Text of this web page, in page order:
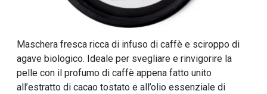
Maschera fresca ricca di infuso di caffè e sciroppo di
agave biologico. Ideale per svegliare e rinvigorire la
pelle con il profumo di caffè appena fatto unito
all’estratto di cacao tostato e all’olio essenziale di